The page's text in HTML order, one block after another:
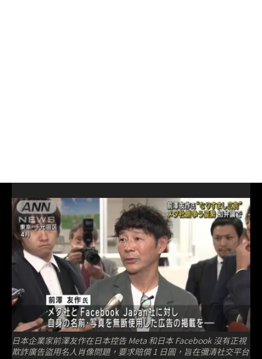
日本企業家前澤友作在日本控告 Meta 和日本 Facebook 沒有正視
欺詐廣告盜用名人肖像問題，要求賠償 1 日圓，旨在彌清社交平台